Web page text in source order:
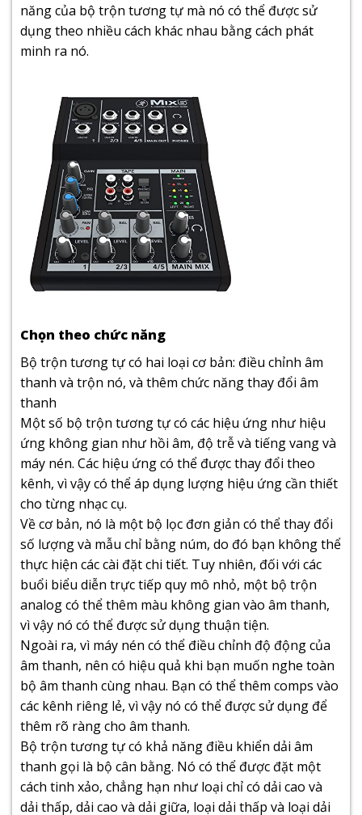
năng của bộ trộn tương tự mà nó có thể được sử
dụng theo nhiều cách khác nhau bằng cách phát
minh ra nó.
Chọn theo chức năng
Bộ trộn tương tự có hai loại cơ bản: điều chỉnh âm
thanh và trộn nó, và thêm chức năng thay đổi âm
thanh
Một số bộ trộn tương tự có các hiệu ứng như hiệu
ứng không gian như hồi âm, độ trễ và tiếng vang và
máy nén. Các hiệu ứng có thể được thay đổi theo
kênh, vì vậy có thể áp dụng lượng hiệu ứng cần thiết
cho từng nhạc cụ.
Về cơ bản, nó là một bộ lọc đơn giản có thể thay đổi
số lượng và mẫu chỉ bằng núm, do đó bạn không thể
thực hiện các cài đặt chi tiết. Tuy nhiên, đối với các
buổi biểu diễn trực tiếp quy mô nhỏ, một bộ trộn
analog có thể thêm màu không gian vào âm thanh,
vì vậy nó có thể được sử dụng thuận tiện.
Ngoài ra, vì máy nén có thể điều chỉnh độ động của
âm thanh, nên có hiệu quả khi bạn muốn nghe toàn
bộ âm thanh cùng nhau. Bạn có thể thêm comps vào
các kênh riêng lẻ, vì vậy nó có thể được sử dụng để
thêm rõ ràng cho âm thanh.
Bộ trộn tương tự có khả năng điều khiển dải âm
thanh gọi là bộ cân bằng. Nó có thể được đặt một
cách tinh xảo, chẳng hạn như loại chỉ có dải cao và
dải thấp, dải cao và dải giữa, loại dải thấp và loại dải